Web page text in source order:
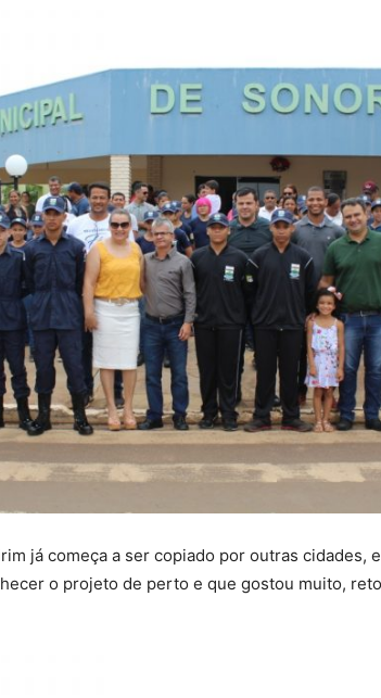
já começa a ser copiado por outras cidades,
o projeto de perto e que gostou muito,